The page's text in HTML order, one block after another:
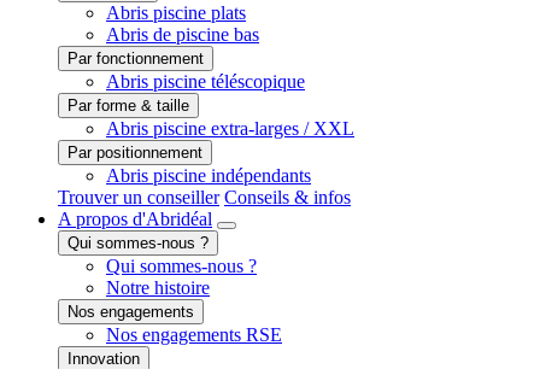
Abris piscine plats
Abris de piscine bas
Par fonctionnement
Abris piscine téléscopique
Par forme & taille
Abris piscine extra-larges / XXL
Par positionnement
Abris piscine indépendants
Trouver un conseiller Conseils & infos
A propos d'Abridéal
Qui sommes-nous ?
Qui sommes-nous ?
Notre histoire
Nos engagements
Nos engagements RSE
Innovation